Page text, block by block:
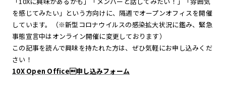
を感じてみたい」という方向けに、隔週でオープンオフィスを開催
しています。（※新型コロナウイルスの感染拡大状況に鑑み、緊急
事態宣言中はオンライン開催に変更しております）
この記事を読んで興味を持たれた方は、ぜひ気軽にお申し込みくだ
さい！
10X Open Office申し込みフォーム